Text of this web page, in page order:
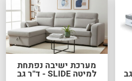
מערכת ישיבה נפתחת
למיטה SLIDE - ד"ר גב